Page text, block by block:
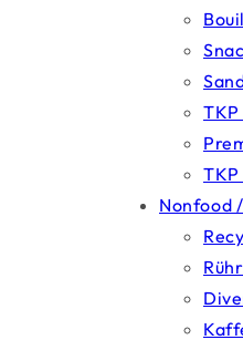
Nonfood